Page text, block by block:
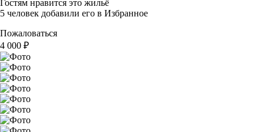
Гостям нравится это жильё
5 человек добавили его в Избранное
Пожаловаться
4 000 ₽